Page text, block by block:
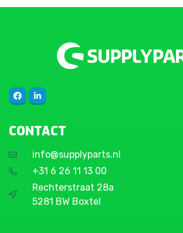
CONTACT
info@supplyparts.nl
+31 6 26 11 13 00
Rechterstraat 28a
5281 BW Boxtel